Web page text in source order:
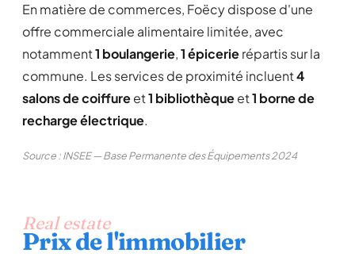
En matière de commerces, Foëcy dispose d'une
offre commerciale alimentaire limitée, avec
notamment1 boulangerie,1 épicerierépartis sur la
commune. Les services de proximité incluent4
salons de coiffureet1 bibliothèqueet1 borne de
recharge électrique.
Source : INSEE — Base Permanente des Équipements 2024
Real estate
Prix de l'immobilier